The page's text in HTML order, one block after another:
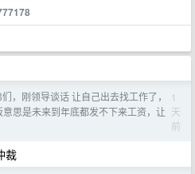
们，刚领导谈话 让自己出去找工作了，
思是未来到年底都发不下来工资，让
1
天
前
裁